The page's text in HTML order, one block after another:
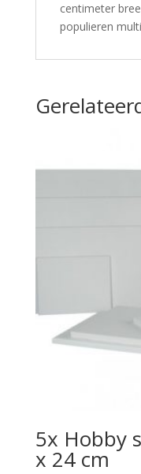
centimeter
populieren
5x Hobby
x 24 cm